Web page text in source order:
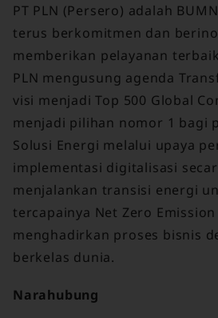
PT PLN (Persero) adalah
terus berkomitmen dan
memberikan pelayanan
PLN mengusung agenda
visi menjadi Top 500 Global
menjadi pilihan nomor 1 bagi
Solusi Energi melalui upaya
implementasi digitalisasi
menjalankan transisi energi
tercapainya Net Zero Emission
menghadirkan proses bisnis
berkelas dunia.
Narahubung